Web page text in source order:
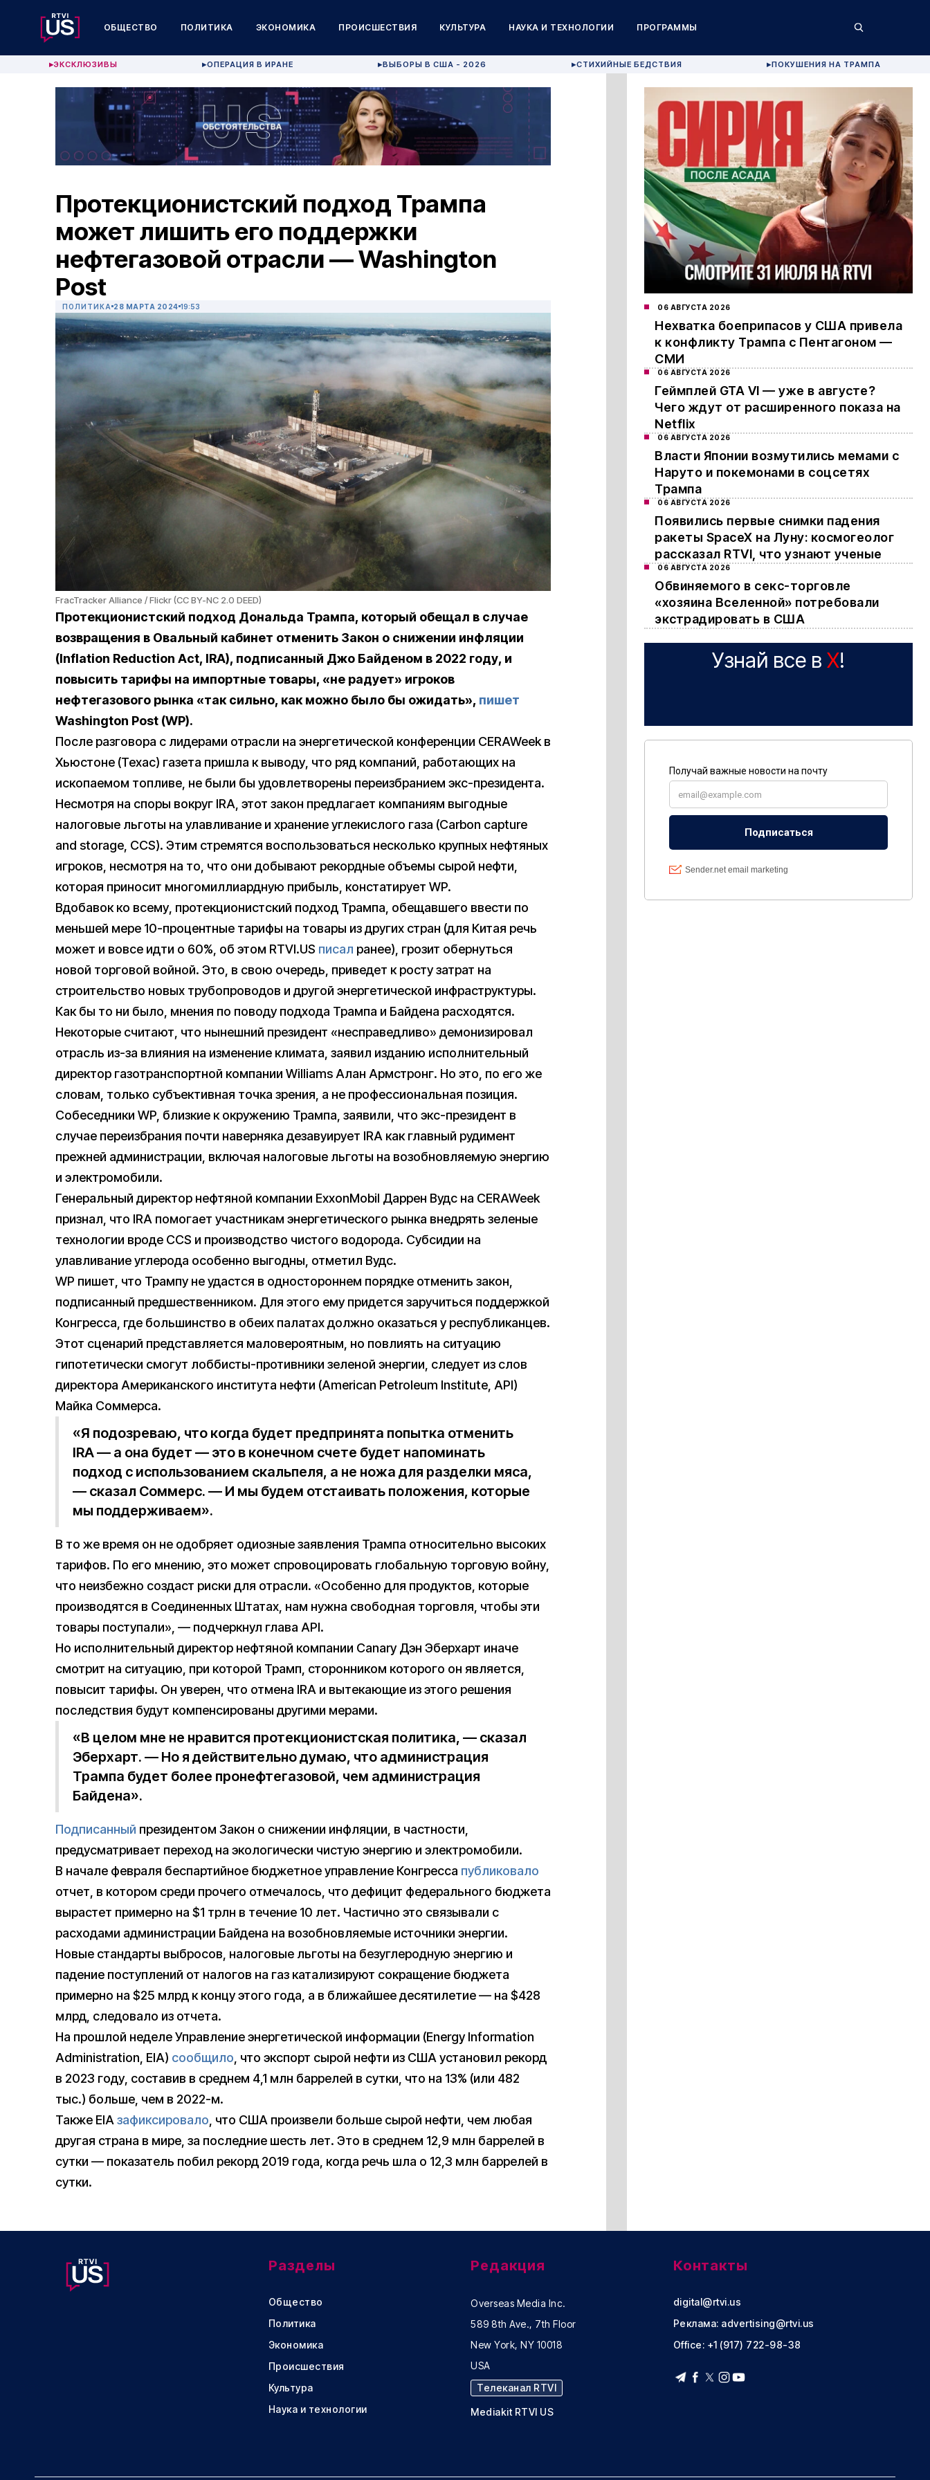
ОБЩЕСТВО ПОЛИТИКА ЭКОНОМИКА ПРОИСШЕСТВИЯ КУЛЬТУРА НАУКА И ТЕХНОЛОГИИ ПРОГРАММЫ
▶ЭКСКЛЮЗИВЫ ▶ОПЕРАЦИЯ В ИРАНЕ ▶ВЫБОРЫ В США - 2026 ▶СТИХИЙНЫЕ БЕДСТВИЯ ▶ПОКУШЕНИЯ НА ТРАМПА
Протекционистский подход Трампа
может лишить его поддержки
нефтегазовой отрасли — Washington
Post
ПОЛИТИКА 28 МАРТА 2024 19:53
FracTracker Alliance / Flickr (CC BY-NC 2.0 DEED)
Протекционистский подход Дональда Трампа, который обещал в случае
возвращения в Овальный кабинет отменить Закон о снижении инфляции
(Inflation Reduction Act, IRA), подписанный Джо Байденом в 2022 году, и
повысить тарифы на импортные товары, «не радует» игроков
нефтегазового рынка «так сильно, как можно было бы ожидать», пишет
Washington Post (WP).
После разговора с лидерами отрасли на энергетической конференции CERAWeek в
Хьюстоне (Техас) газета пришла к выводу, что ряд компаний, работающих на
ископаемом топливе, не были бы удовлетворены переизбранием экс-президента.
Несмотря на споры вокруг IRA, этот закон предлагает компаниям выгодные
налоговые льготы на улавливание и хранение углекислого газа (Carbon capture
and storage, CCS). Этим стремятся воспользоваться несколько крупных нефтяных
игроков, несмотря на то, что они добывают рекордные объемы сырой нефти,
которая приносит многомиллиардную прибыль, констатирует WP.
Вдобавок ко всему, протекционистский подход Трампа, обещавшего ввести по
меньшей мере 10-процентные тарифы на товары из других стран (для Китая речь
может и вовсе идти о 60%, об этом RTVI.US писал ранее), грозит обернуться
новой торговой войной. Это, в свою очередь, приведет к росту затрат на
строительство новых трубопроводов и другой энергетической инфраструктуры.
Как бы то ни было, мнения по поводу подхода Трампа и Байдена расходятся.
Некоторые считают, что нынешний президент «несправедливо» демонизировал
отрасль из-за влияния на изменение климата, заявил изданию исполнительный
директор газотранспортной компании Williams Алан Армстронг. Но это, по его же
словам, только субъективная точка зрения, а не профессиональная позиция.
Собеседники WP, близкие к окружению Трампа, заявили, что экс-президент в
случае переизбрания почти наверняка дезавуирует IRA как главный рудимент
прежней администрации, включая налоговые льготы на возобновляемую энергию
и электромобили.
Генеральный директор нефтяной компании ExxonMobil Даррен Вудс на CERAWeek
признал, что IRA помогает участникам энергетического рынка внедрять зеленые
технологии вроде CCS и производство чистого водорода. Субсидии на
улавливание углерода особенно выгодны, отметил Вудс.
WP пишет, что Трампу не удастся в одностороннем порядке отменить закон,
подписанный предшественником. Для этого ему придется заручиться поддержкой
Конгресса, где большинство в обеих палатах должно оказаться у республиканцев.
Этот сценарий представляется маловероятным, но повлиять на ситуацию
гипотетически смогут лоббисты-противники зеленой энергии, следует из слов
директора Американского института нефти (American Petroleum Institute, API)
Майка Соммерса.
«Я подозреваю, что когда будет предпринята попытка отменить
IRA — а она будет — это в конечном счете будет напоминать
подход с использованием скальпеля, а не ножа для разделки мяса,
— сказал Соммерс. — И мы будем отстаивать положения, которые
мы поддерживаем».
В то же время он не одобряет одиозные заявления Трампа относительно высоких
тарифов. По его мнению, это может спровоцировать глобальную торговую войну,
что неизбежно создаст риски для отрасли. «Особенно для продуктов, которые
производятся в Соединенных Штатах, нам нужна свободная торговля, чтобы эти
товары поступали», — подчеркнул глава API.
Но исполнительный директор нефтяной компании Canary Дэн Эберхарт иначе
смотрит на ситуацию, при которой Трамп, сторонником которого он является,
повысит тарифы. Он уверен, что отмена IRA и вытекающие из этого решения
последствия будут компенсированы другими мерами.
«В целом мне не нравится протекционистская политика, — сказал
Эберхарт. — Но я действительно думаю, что администрация
Трампа будет более пронефтегазовой, чем администрация
Байдена».
Подписанный президентом Закон о снижении инфляции, в частности,
предусматривает переход на экологически чистую энергию и электромобили.
В начале февраля беспартийное бюджетное управление Конгресса публиковало
отчет, в котором среди прочего отмечалось, что дефицит федерального бюджета
вырастет примерно на $1 трлн в течение 10 лет. Частично это связывали с
расходами администрации Байдена на возобновляемые источники энергии.
Новые стандарты выбросов, налоговые льготы на безуглеродную энергию и
падение поступлений от налогов на газ катализируют сокращение бюджета
примерно на $25 млрд к концу этого года, а в ближайшее десятилетие — на $428
млрд, следовало из отчета.
На прошлой неделе Управление энергетической информации (Energy Information
Administration, EIA) сообщило, что экспорт сырой нефти из США установил рекорд
в 2023 году, составив в среднем 4,1 млн баррелей в сутки, что на 13% (или 482
тыс.) больше, чем в 2022-м.
Также EIAзафиксировало, что США произвели больше сырой нефти, чем любая
другая страна в мире, за последние шесть лет. Это в среднем 12,9 млн баррелей в
сутки — показатель побил рекорд 2019 года, когда речь шла о 12,3 млн баррелей в
сутки.
06 АВГУСТА 2026
Нехватка боеприпасов у США привела
к конфликту Трампа с Пентагоном —
СМИ
06 АВГУСТА 2026
Геймплей GTA VI — уже в августе?
Чего ждут от расширенного показа на
Netflix
06 АВГУСТА 2026
Власти Японии возмутились мемами с
Наруто и покемонами в соцсетях
Трампа
06 АВГУСТА 2026
Появились первые снимки падения
ракеты SpaceX на Луну: космогеолог
рассказал RTVI, что узнают ученые
06 АВГУСТА 2026
Обвиняемого в секс-торговле
«хозяина Вселенной» потребовали
экстрадировать в США
Узнай все в X!
Разделы
Общество
Политика
Экономика
Происшествия
Культура
Наука и технологии
Редакция
Overseas Media Inc.
589 8th Ave., 7th Floor
New York, NY 10018
USA
Телеканал RTVI
Mediakit RTVI US
Контакты
digital@rtvi.us
Реклама: advertising@rtvi.us
Office: +1 (917) 722-98-38